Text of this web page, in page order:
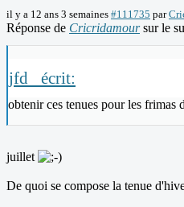
il y a 12 ans 3 semaines #111735 par
Réponse de Cricridamoursur le
jfd_ écrit:
obtenir ces tenues pour les frimas
juillet
De quoi se compose la tenue